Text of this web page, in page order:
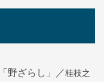
野ざらし」／桂枝之